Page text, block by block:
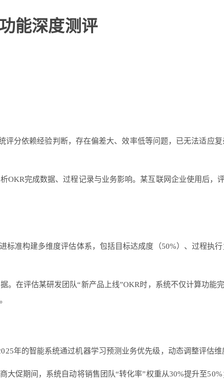
能深度测评
评分依赖经验判断，存在偏差大、效率低等问题，已无法适应
完成数据、过程记录与业务影响。某互联网企业使用后，
准构建多维度评估体系，包括目标达成度（50%）、过程执
在评估某研发团队“新产品上线”OKR时，系统不仅计算功能
年的智能系统通过机器学习预测业务优先级，动态调整评估维
促期间，系统自动将销售团队“转化率”权重从30%提升至